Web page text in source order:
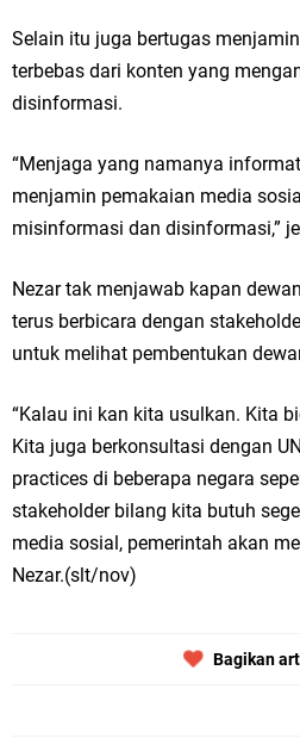
Aspirasi Petani dan Warga
Hari Jadi Pertama PHIGMA: Advokat
Pemdes Cibanteng Salurkan PMT:
dan Ibu Hamil Narasi
Zakat Produktif Dorong Kemandirian
Kembangkan Warung Bu Wiwik
Islamic Center
Nila Yani Apresiasi Launching
Jajanan Jadul di Ecopark Randuagung
Takmir Masjid KH Robbach Ma’sum
Selain itu juga bertugas
terbebas dari konten yang
disinformasi.
“Menjaga yang namanya
menjamin pemakaian media
misinformasi dan disinformasi,”
Nezar tak menjawab kapan
terus berbicara dengan
untuk melihat pembentukan
“Kalau ini kan kita usulkan. Kita
Kita juga berkonsultasi dengan
practices di beberapa negara
stakeholder bilang kita butuh
media sosial, pemerintah akan
Nezar.(slt/nov)
Bagikan